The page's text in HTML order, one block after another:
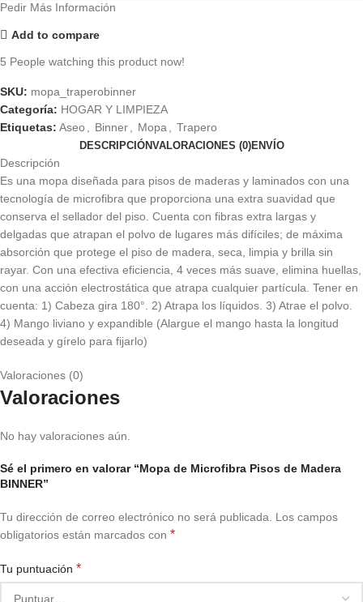
Pedir Más Información
Add to compare
5 People watching this product now!
SKU: mopa_traperobinner
Categoría: HOGAR Y LIMPIEZA
Etiquetas: Aseo , Binner, Mopa, Trapero
DESCRIPCIÓNVALORACIONES (0)ENVÍO
Descripción
Es una mopa diseñada para pisos de maderas y laminados con una
tecnología de microfibra que proporciona una extra suavidad que
conserva el sellador del piso. Cuenta con fibras extra largas y
delgadas que atrapan el polvo de lugares más difíciles; de máxima
absorción que protege el piso de madera, seca, limpia y brilla sin
rayar. Con una efectiva eficiencia, 4 veces más suave, elimina huellas,
con una acción electrostática que atrapa cualquier partícula. Tener en
cuenta: 1) Cabeza gira 180°. 2) Atrapa los líquidos. 3) Atrae el polvo.
4) Mango liviano y expandible (Alargue el mango hasta la longitud
deseada y gírelo para fijarlo)
Valoraciones (0)
Valoraciones
No hay valoraciones aún.
Sé el primero en valorar “Mopa de Microfibra Pisos de Madera
BINNER”
Tu dirección de correo electrónico no será publicada. Los campos
obligatorios están marcados con *
Tu puntuación *